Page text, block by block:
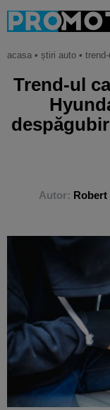
acasa • știri auto • trend-ul
Trend-ul
Autor: